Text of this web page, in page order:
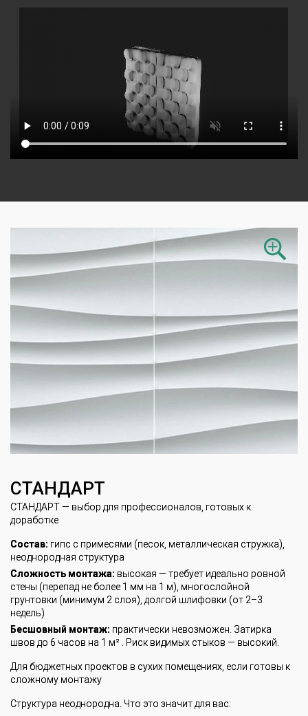
СТАНДАРТ
СТАНДАРТ — выбор для профессионалов, готовых к
доработке
Состав: гипс с примесями (песок, металлическая стружка),
неоднородная структура
Сложность монтажа: высокая — требует идеально ровной
стены (перепад не более 1 мм на 1 м), многослойной
грунтовки (минимум 2 слоя), долгой шлифовки (от 2–3
недель)
Бесшовный монтаж: практически невозможен. Затирка
швов до 6 часов на 1 м² . Риск видимых стыков — высокий.
Для бюджетных проектов в сухих помещениях, если готовы к
сложному монтажу
Структура неоднородна. Что это значит для вас: